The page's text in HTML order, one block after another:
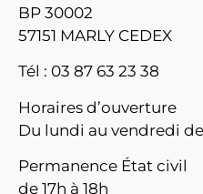
BP 30002
57151 MARLY CEDEX
Tél : 03 87 63 23 38
Horaires d’ouverture
Du lundi au vendredi de
Permanence État civil
de 17h à 18h